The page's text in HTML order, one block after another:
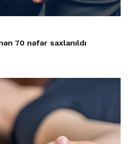
70 nəfər saxlanıldı